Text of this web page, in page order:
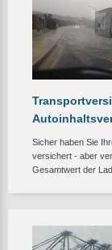
Sicher haben Sie
versichert - aber
Gesamtwert der